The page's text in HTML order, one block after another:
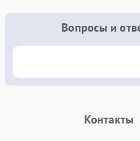
Вопросы и
Контакты